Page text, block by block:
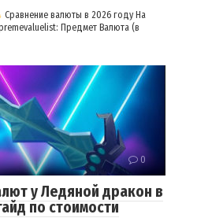
Сравнение валюты в 2026 году На
Предмет Валюта (в
0
у Ледяной дракон в
по стоимости